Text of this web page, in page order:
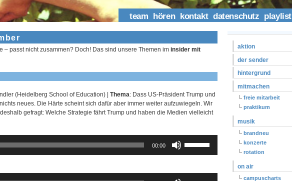
team hören kontakt datenschutz playlist
passt nicht zusammen? Doch! Das sind unsere Themen im insider mit
(Heidelberg School of Education) | Thema: Dass US-Präsident Trump und
neues. Die Härte scheint sich dafür aber immer weiter aufzuwiegeln. Wir
gefragt: Welche Strategie fährt Trump und haben die Medien vielleicht
00:00
Hoch/Runter
benutzen,
die
aktion
der sender
hintergrund
mitmachen
freie mitarbeit
praktikum
musik
brandneu
konzerte
rotation
on air
campuscharts